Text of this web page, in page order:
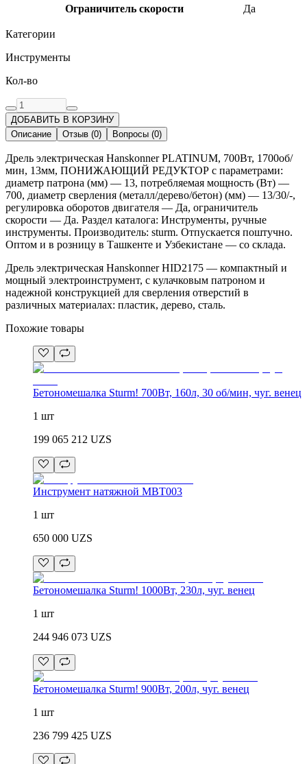
Ограничитель скорости
Да
Категории
Инструменты
Кол-во
ДОБАВИТЬ В КОРЗИНУ
Описание
Отзыв (0) Вопросы (0)
Дрель электрическая Hanskonner PLATINUM, 700Вт, 1700об/
мин, 13мм, ПОНИЖАЮЩИЙ РЕДУКТОР с параметрами:
диаметр патрона (мм) — 13, потребляемая мощность (Вт) —
700, диаметр сверления (металл/дерево/бетон) (мм) — 13/30/-,
регулировка оборотов двигателя — Да, ограничитель
скорости — Да. Раздел каталога: Инструменты, ручные
инструменты. Производитель: sturm. Отпускается поштучно.
Оптом и в розницу в Ташкенте и Узбекистане — со склада.
Дрель электрическая Hanskonner HID2175 — компактный и
мощный электроинструмент, с кулачковым патроном и
надежной конструкцией для сверления отверстий в
различных материалах: пластик, дерево, сталь.
Похожие товары
Бетономешалка Sturm! 700Вт, 160л, 30 об/мин, чуг. венец
1 шт
199 065 212 UZS
Инструмент натяжной MBT003
1 шт
650 000 UZS
Бетономешалка Sturm! 1000Вт, 230л, чуг. венец
1 шт
244 946 073 UZS
Бетономешалка Sturm! 900Вт, 200л, чуг. венец
1 шт
236 799 425 UZS